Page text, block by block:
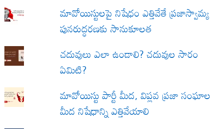
మావోయిస్టులపై నిషేధం ఎత్తివేతే ప్రజాస్వామ్య
పునరుద్ధరణకు సానుకూలత
చదువులు ఎలా ఉండాలి? చదువుల సారం
ఏమిటి?
మావోయిస్టు పార్టీ మీద, విప్లవ ప్రజా సంఘాల
మీద నిషేధాన్ని ఎత్తివేయాలి